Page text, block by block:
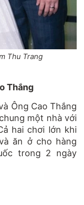
Thu Trang
Thắng
Ông Cao Thắng
một nhà với
hai chơi lớn khi
ăn ở cho hàng
trong 2 ngày